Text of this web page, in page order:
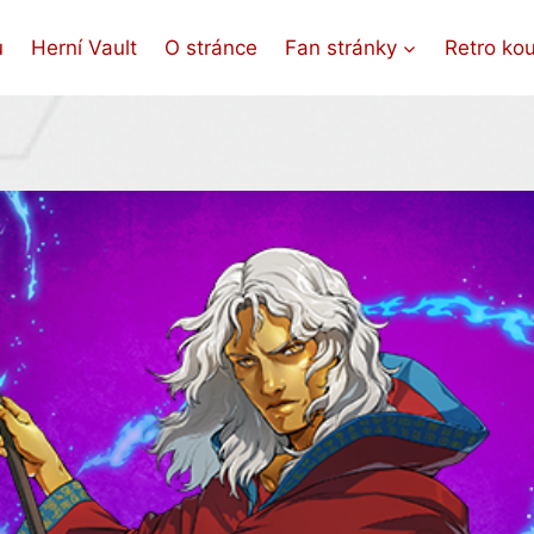
Herní Vault O stránce Fan stránky Retro